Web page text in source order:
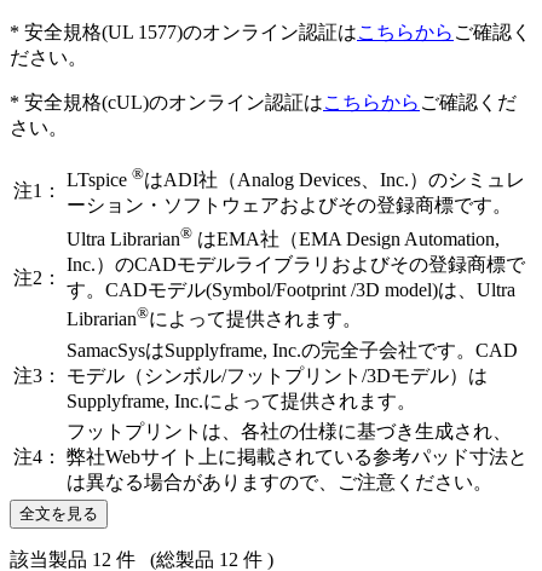
* 安全規格(UL 1577)のオンライン認証はこちらから ご確認く
ださい。
* 安全規格(cUL)のオンライン認証はこちらから ご確認くだ
さい。
注1：
LTspice ®はADI社（Analog Devices、Inc.）のシミュレ
ーション・ソフトウェアおよびその登録商標です。
注2：
Ultra Librarian® はEMA社（EMA Design Automation,
Inc.）のCADモデルライブラリおよびその登録商標で
す。CADモデル(Symbol/Footprint /3D model)は、Ultra
Librarian®によって提供されます。
注3：
SamacSysはSupplyframe, Inc.の完全子会社です。CAD
モデル（シンボル/フットプリント/3Dモデル）は
Supplyframe, Inc.によって提供されます。
注4：
フットプリントは、各社の仕様に基づき生成され、
弊社Webサイト上に掲載されている参考パッド寸法と
は異なる場合がありますので、ご注意ください。
全文を見る
該当製品 12 件 (総製品 12 件 )